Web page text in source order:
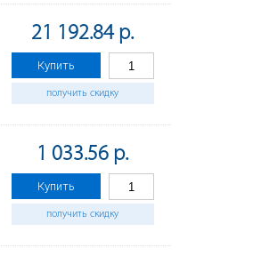
21 192.84 р.
Купить
получить скидку
1 033.56 р.
Купить
получить скидку